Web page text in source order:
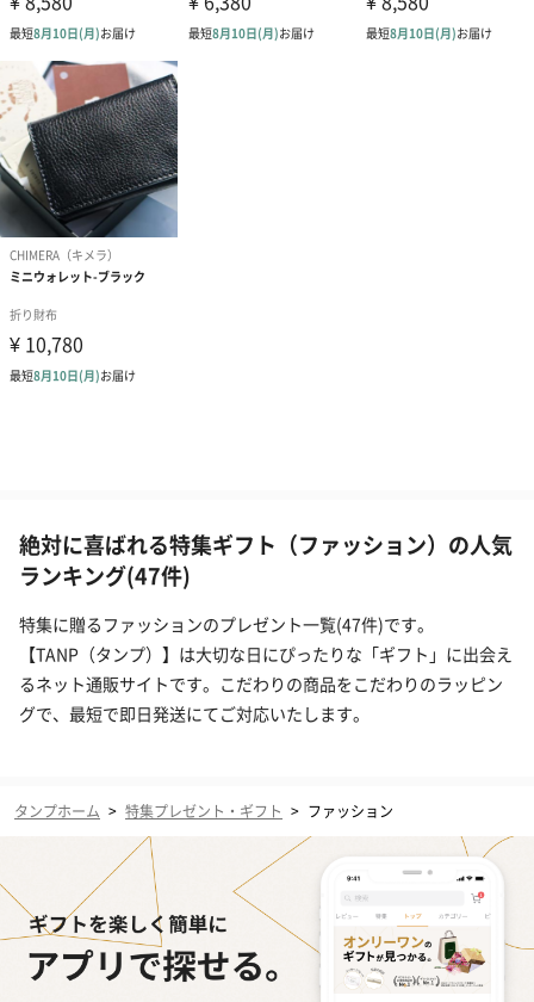
絶対に喜ばれる特集ギフト（ファッション）の人気
ランキング(47件)
特集に贈るファッションのプレゼント一覧(47件)です。
【TANP（タンプ）】は大切な日にぴったりな「ギフト」に出会え
るネット通販サイトです。こだわりの商品をこだわりのラッピン
グで、最短で即日発送にてご対応いたします。
タンプホーム > 特集プレゼント・ギフト > ファッション